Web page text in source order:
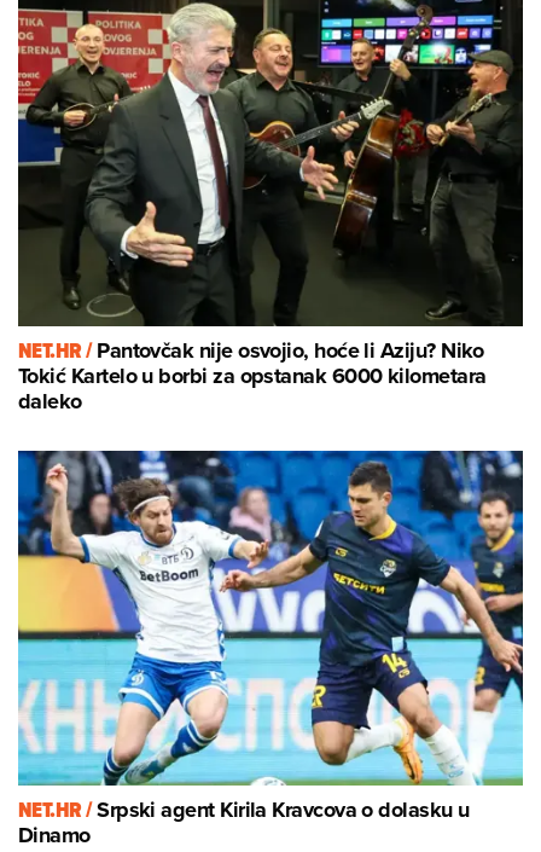
NET.HR /Pantovčak nije osvojio, hoće li Aziju? Niko
Tokić Kartelo u borbi za opstanak 6000 kilometara
daleko
NET.HR /Srpski agent Kirila Kravcova o dolasku u
Dinamo